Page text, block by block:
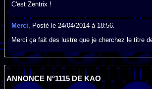
C'est Zentrix !
Merci, Posté le 24/04/2014 à 18:56.
Merci ça fait des lustre que je cherchez le titre
ANNONCE N°1115 DE KAO